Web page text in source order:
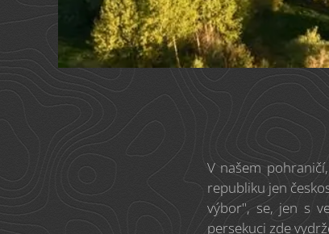
V našem
republiku jen
výbor", se, jen s
persekuci zde